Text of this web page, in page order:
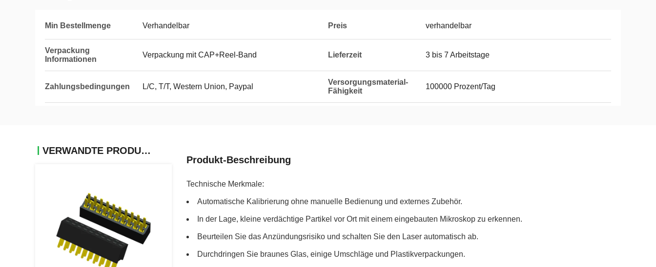
Min Bestellmenge Verhandelbar Preis verhandelbar
Verpackung
Informationen
Verpackung mit CAP+Reel-Band Lieferzeit 3 bis 7 Arbeitstage
Zahlungsbedingungen L/C, T/T, Western Union, Paypal
Versorgungsmaterial-
Fähigkeit
100000 Prozent/Tag
VERWANDTE PRODUKTE
Produkt-Beschreibung
Technische Merkmale:
Automatische Kalibrierung ohne manuelle Bedienung und externes Zubehör.
In der Lage, kleine verdächtige Partikel vor Ort mit einem eingebauten Mikroskop zu erkennen.
Beurteilen Sie das Anzündungsrisiko und schalten Sie den Laser automatisch ab.
Durchdringen Sie braunes Glas, einige Umschläge und Plastikverpackungen.